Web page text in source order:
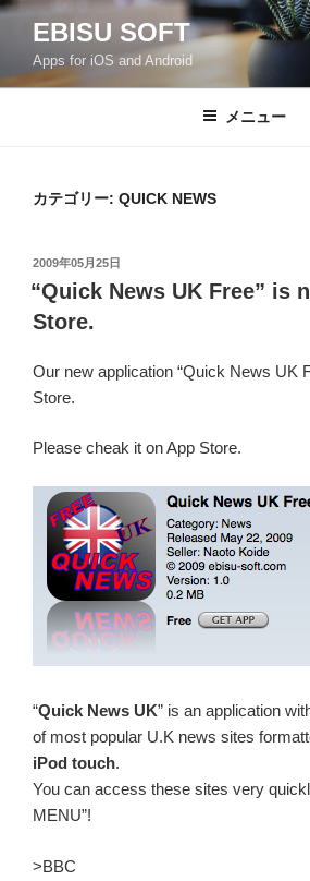
コ
ン
EBISU SOFT
Apps for iOS and Android
メニュー
カテゴリー: QUICK NEWS
投
稿
日:
2009年05月25日
“Quick News UK Free” is
Store.
Our new application “Quick News UK
Store.
Please cheak it on App Store.
“Quick News UK” is an application
of most popular U.K news sites
iPod touch.
You can access these sites very
MENU”!
>BBC